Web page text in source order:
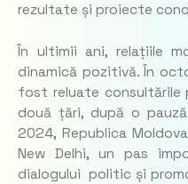
rezultate și proiecte
În ultimii ani, relațiile
dinamică pozitivă. În
fost reluate consultările
două țări, după o
2024, Republica
New Delhi, un pas
dialogului politic și